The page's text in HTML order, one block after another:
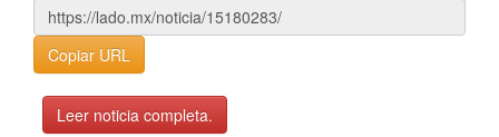
Copiar URL
Leer noticia completa.